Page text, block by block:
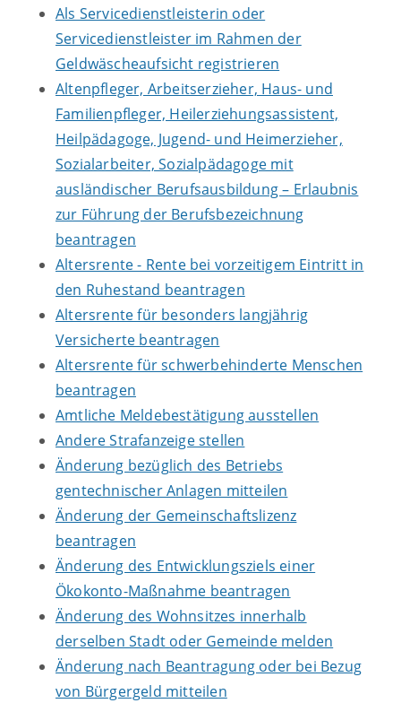
Als Servicedienstleisterin oder
Servicedienstleister im Rahmen der
Geldwäscheaufsicht registrieren
Altenpfleger, Arbeitserzieher, Haus- und
Familienpfleger, Heilerziehungsassistent,
Heilpädagoge, Jugend- und Heimerzieher,
Sozialarbeiter, Sozialpädagoge mit
ausländischer Berufsausbildung – Erlaubnis
zur Führung der Berufsbezeichnung
beantragen
Altersrente - Rente bei vorzeitigem Eintritt in
den Ruhestand beantragen
Altersrente für besonders langjährig
Versicherte beantragen
Altersrente für schwerbehinderte Menschen
beantragen
Amtliche Meldebestätigung ausstellen
Andere Strafanzeige stellen
Änderung bezüglich des Betriebs
gentechnischer Anlagen mitteilen
Änderung der Gemeinschaftslizenz
beantragen
Änderung des Entwicklungsziels einer
Ökokonto-Maßnahme beantragen
Änderung des Wohnsitzes innerhalb
derselben Stadt oder Gemeinde melden
Änderung nach Beantragung oder bei Bezug
von Bürgergeld mitteilen